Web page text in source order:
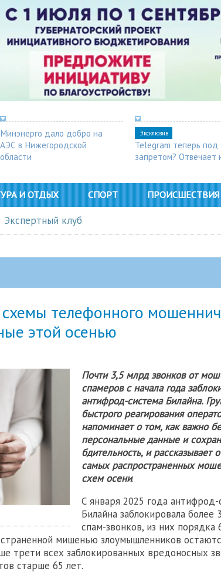
Минэнерго дало добро на
АЭС в Нижегородской
области
Эксклюзив
Telegram теперь под
запретом? Отвечает
И ОТДЫХ СПОРТ ПРОИСШЕСТВИЯ
Экспертный клуб
телефонного
этой осенью
Почти 3,5 млрд звонков от
спамеров с начала года
антифрод-система Билайна.
быстрого реагирования
напоминает о том, как важно
персональные данные и
бдительность, и рассказывает
самых распространенных
схем осени.
С января 2025 года антифрод-
Билайна заблокировала более
спам-звонков, из них порядка
мишенью злоумышленников
трети всех заблокированных вредоносных
старше 65 лет.